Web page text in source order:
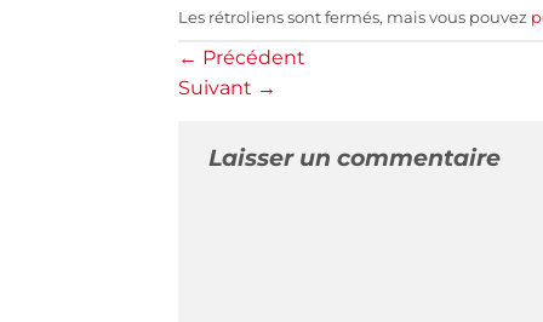
Les rétroliens sont fermés, mais vous pouvez
← Précédent
Suivant →
Laisser un commentaire